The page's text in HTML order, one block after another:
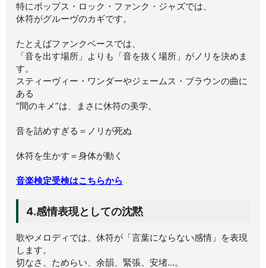
特にポップス・ロック・ファンク・ジャズでは、
休符がグルーヴのカギです。
たとえばファンクベースでは、
「音を出す場所」よりも「音を抜く場所」がノリを決めま
す。
スティーヴィー・ワンダーやジェームス・ブラウンの曲に
ある
“間のキメ”は、まさに休符の美学。
音を詰めすぎる＝ノリが死ぬ
休符を生かす＝身体が動く
音楽検定受検はこちらから
4.感情表現としての沈黙
歌やメロディでは、休符が「言葉にならない感情」を表現
します。
切なさ、ためらい、余韻、緊張、安堵…。